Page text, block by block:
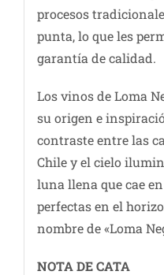
procesos
punta, lo que les
garantía de calidad.
Los vinos de Loma
su origen e
contraste entre las
Chile y el cielo
luna llena que cae
perfectas en el
nombre de «Loma
NOTA DE CATA